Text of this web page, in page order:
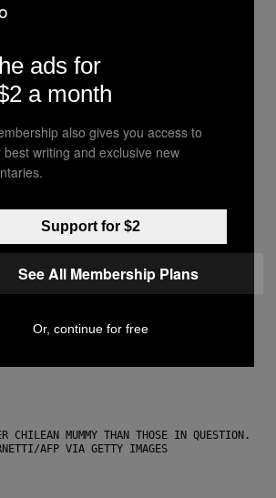
Drone Into
the Moon
/ GETTY IMAGES
Height Could Be
Your Brain, New
CHILEAN MUMMY THAN THOSE IN QUESTION.
AFP VIA GETTY IMAGES
ads for
a month
also gives you access to
best writing and exclusive new
Support for $2
See All Membership Plans
Or, continue for free